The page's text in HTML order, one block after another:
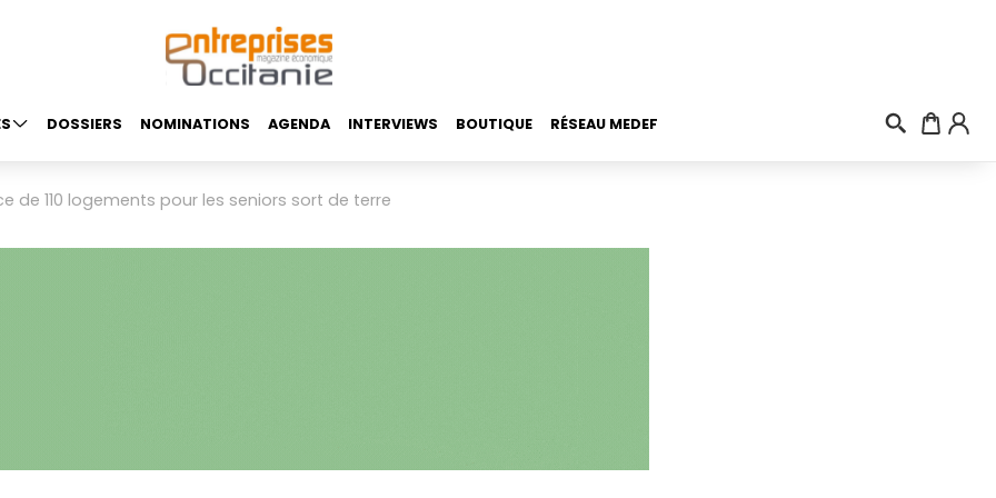
DOSSIERS NOMINATIONS AGENDA INTERVIEWS BOUTIQUE RÉSEAU MEDEF
de 110 logements pour les seniors sort de terre